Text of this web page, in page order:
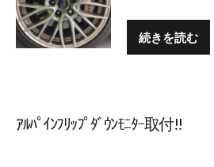
続きを読む
ｱﾙﾊﾟｲﾝﾌﾘｯﾌﾟﾀﾞｳﾝﾓﾆﾀｰ取付!!